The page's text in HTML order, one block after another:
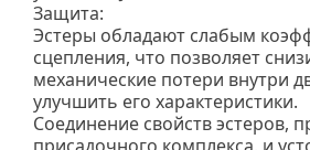
Защита:
Эстеры обладают слабым
сцепления, что позволяет
механические потери внутри
улучшить его характеристики.
Соединение свойств эстеров,